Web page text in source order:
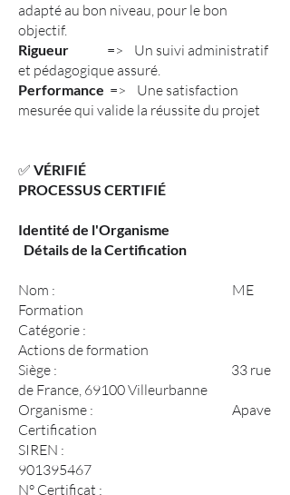
adapté au bon niveau, pour le bon
objectif.
Rigueur
=> Un suivi administratif
et pédagogique assuré.
Performance => Une satisfaction
mesurée qui valide la réussite du projet
✅ VÉRIFIÉ
PROCESSUS CERTIFIÉ
Identité de l'Organisme
Détails de la Certification
Nom : ME
Formation
Catégorie :
Actions de formation
Siège : 33 rue
de France, 69100 Villeurbanne
Organisme : Apave
Certification
SIREN :
901395467
N° Certificat :